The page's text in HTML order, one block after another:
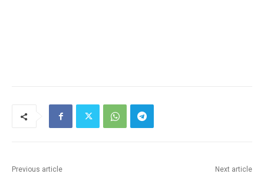
Previous article Next article